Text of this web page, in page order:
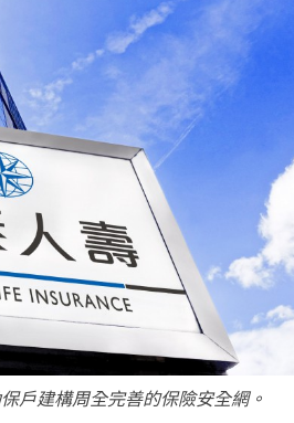
戶建構周全完善的保險安全網。